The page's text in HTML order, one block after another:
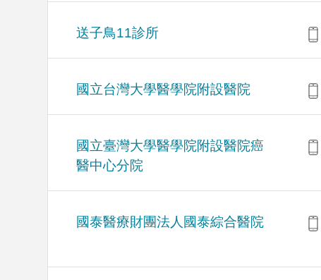
送子鳥11診所
國立台灣大學醫學院附設醫院
國立臺灣大學醫學院附設醫院癌
醫中心分院
國泰醫療財團法人國泰綜合醫院